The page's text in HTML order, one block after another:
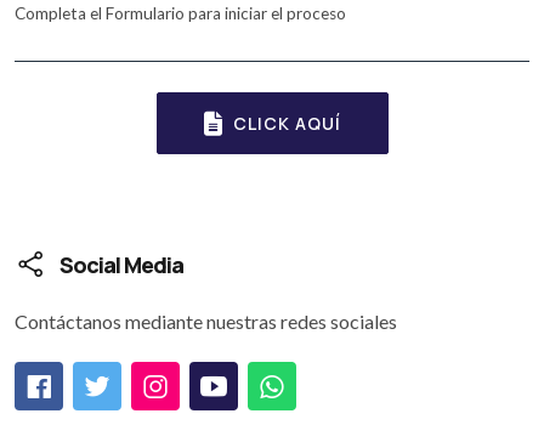
Completa el Formulario para iniciar el proceso
CLICK AQUÍ
Social Media
Contáctanos mediante nuestras redes sociales